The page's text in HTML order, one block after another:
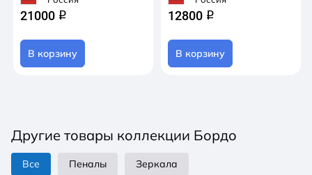
21000 q
В корзину
12800 q
В корзину
Другие товары коллекции Бордо
Все Пеналы Зеркала